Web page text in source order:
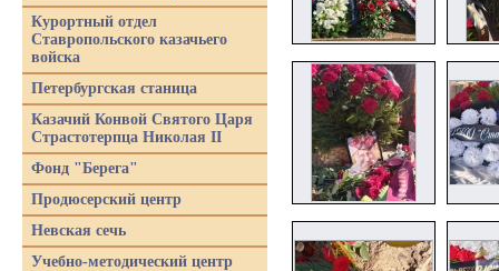
Курортный отдел
Ставропольского казачьего
войска
Петербургская станица
Казачий Конвой Святого Царя
Страстотерпца Николая II
Фонд "Берега"
Продюсерский центр
Невская сечь
Учебно-методический центр